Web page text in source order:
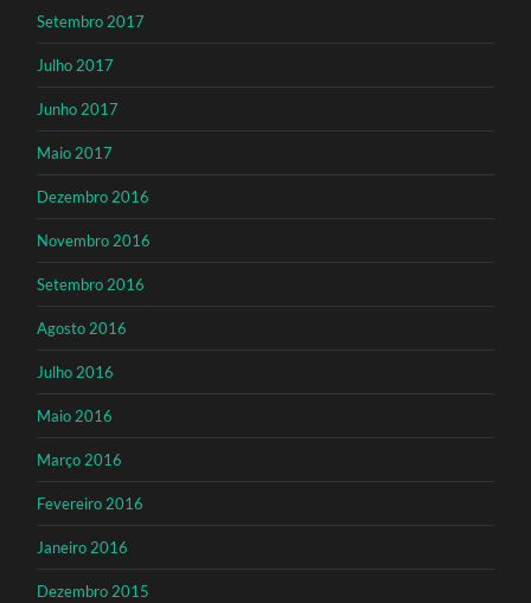
Setembro 2017
Julho 2017
Junho 2017
Maio 2017
Dezembro 2016
Novembro 2016
Setembro 2016
Agosto 2016
Julho 2016
Maio 2016
Março 2016
Fevereiro 2016
Janeiro 2016
Dezembro 2015